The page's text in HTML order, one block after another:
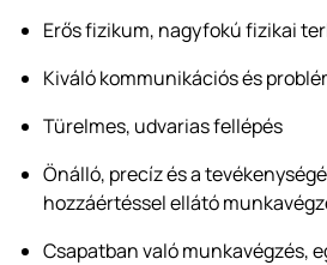
Erős fizikum, nagyfokú fizikai
Kiváló kommunikációs és
Türelmes, udvarias fellépés
Önálló, precíz és a
hozzáértéssel ellátó
Csapatban való munkavégzés,